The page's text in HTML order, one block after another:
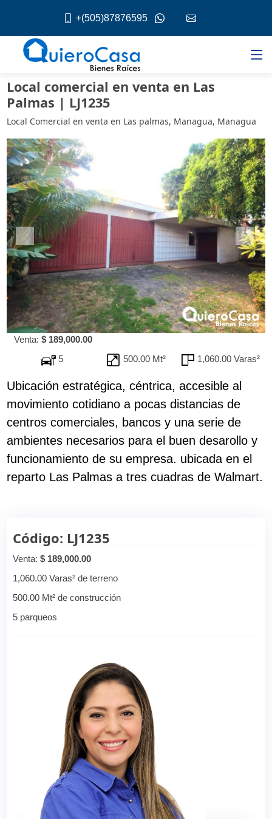
+(505)87876595
Local comercial en venta en Las
Palmas | LJ1235
Local Comercial en venta en Las palmas, Managua, Managua
Venta: $ 189,000.00
5
500.00 Mt² 1,060.00 Varas²
Ubicación estratégica, céntrica, accesible al
movimiento cotidiano a pocas distancias de
centros comerciales, bancos y una serie de
ambientes necesarios para el buen desarollo y
funcionamiento de su empresa. ubicada en el
reparto Las Palmas a tres cuadras de Walmart.
Código: LJ1235
Venta:$ 189,000.00
1,060.00 Varas² de terreno
500.00 Mt² de construcción
5 parqueos